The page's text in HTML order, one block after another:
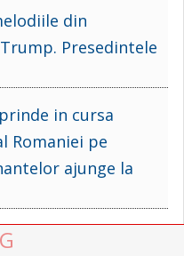
din
Presedintele
in cursa
Romaniei pe
ajunge la